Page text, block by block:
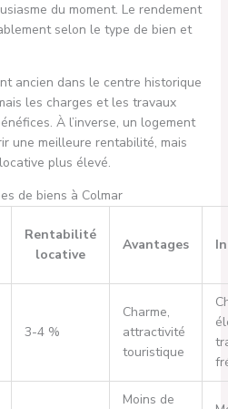
du moment. Le rendement
selon le type de bien et
ancien dans le centre historique
les charges et les travaux
À l’inverse, un logement
une meilleure rentabilité, mais
plus élevé.
de biens à Colmar
Rentabilité
locative
Avantages
3-4 %
Charme,
attractivité
touristique
Moins de